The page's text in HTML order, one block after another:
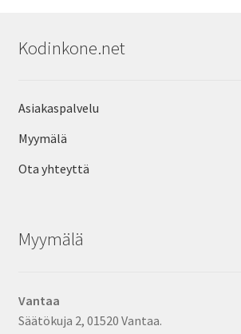
Kodinkone.net
Asiakaspalvelu
Myymälä
Ota yhteyttä
Myymälä
Vantaa
Säätökuja 2, 01520 Vantaa.